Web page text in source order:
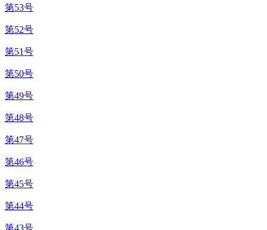
第53号
第52号
第51号
第50号
第49号
第48号
第47号
第46号
第45号
第44号
第43号